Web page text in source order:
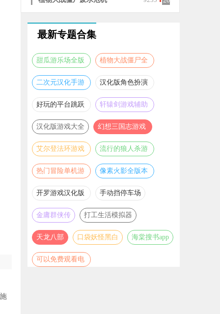
最新专题合集
甜瓜游乐场全版
本合集
植物大战僵尸全
版本合集
二次元汉化手游
推荐
汉化版角色扮演
游戏大全
好玩的平台跳跃
游戏合集
轩辕剑游戏辅助
合集
汉化版游戏大全
幻想三国志游戏
辅助合集
艾尔登法环游戏
辅助合集
流行的狼人杀游
戏合集
热门冒险单机游
戏合集
像素火影全版本
合集
开罗游戏汉化版
大全
手动挡停车场
金庸群侠传 打工生活模拟器
天龙八部 口袋妖怪黑白 海棠搜书app
可以免费观看电